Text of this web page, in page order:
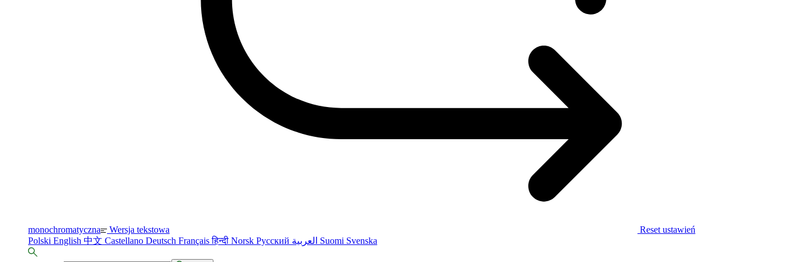
monochromatyczna Wersja tekstowa
Reset ustawień
Polski English 中文 Castellano Deutsch Françaisहिन्दी Norsk Русский Suomi Svenska